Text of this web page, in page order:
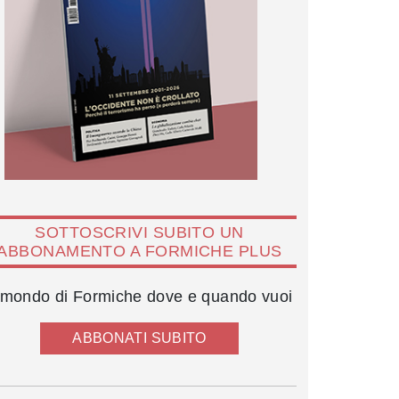
Elena Boschi e Ivanka Trump
SOTTOSCRIVI SUBITO UN
A FORMICHE PLUS
di Formiche dove e quando vuoi
ABBONATI SUBITO